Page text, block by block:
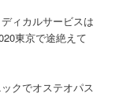
ィカルサービスは
東京で途絶えて
クでオステオパス